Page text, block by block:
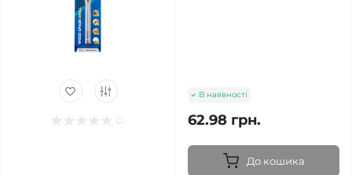
В наявності
62.98 грн.
До кошика